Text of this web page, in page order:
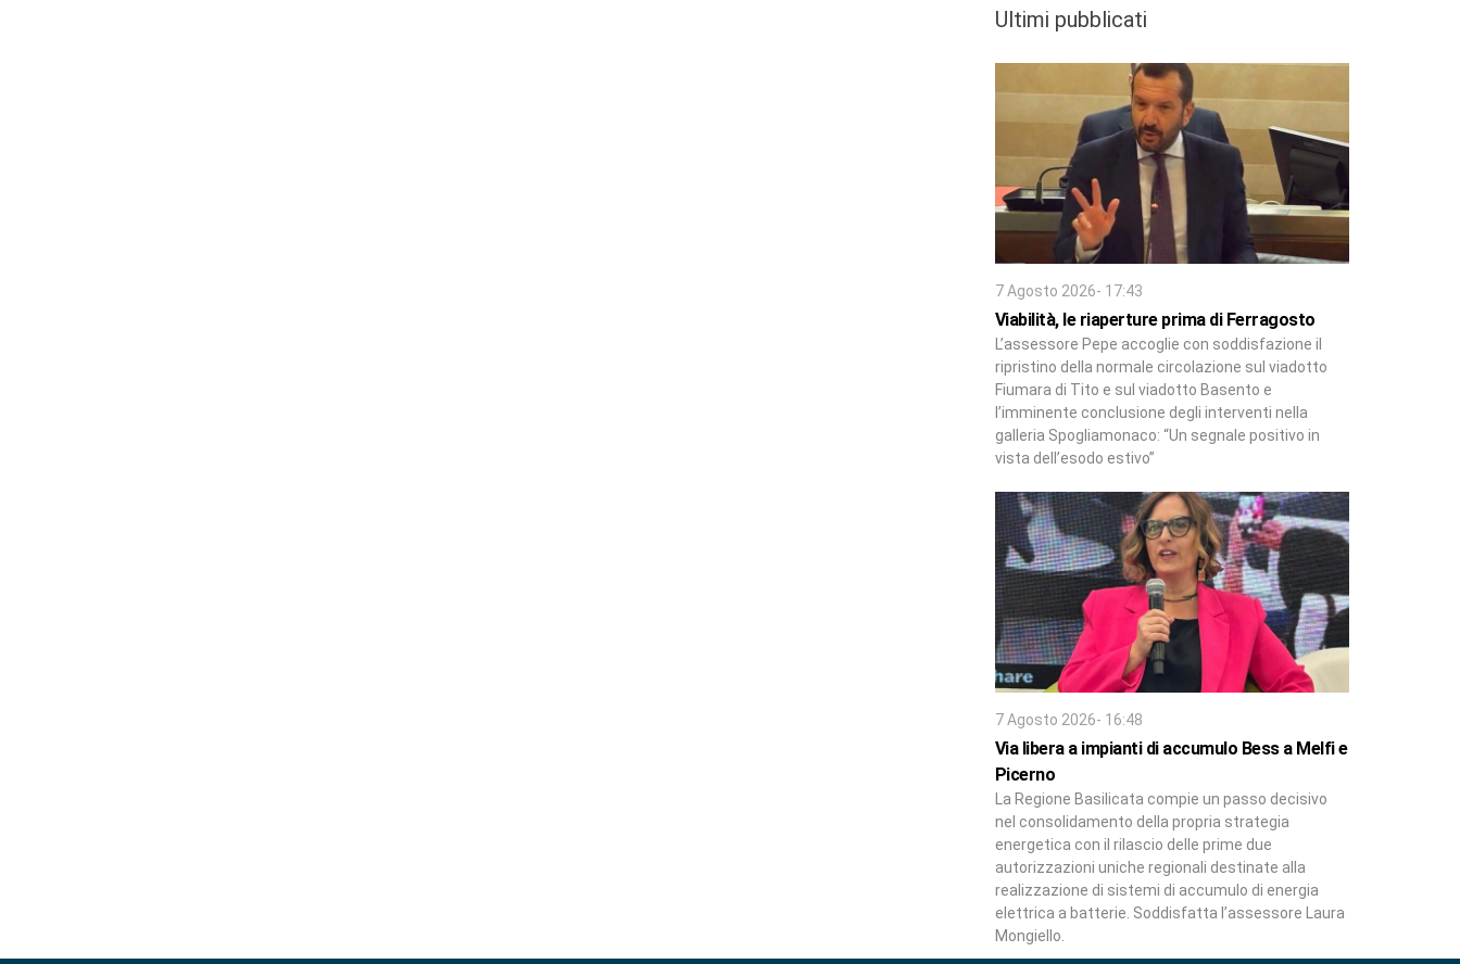
Ultimi pubblicati
7 Agosto 2026- 17:43
Viabilità, le riaperture prima di Ferragosto
L’assessore Pepe accoglie con soddisfazione il
ripristino della normale circolazione sul viadotto
Fiumara di Tito e sul viadotto Basento e
l’imminente conclusione degli interventi nella
galleria Spogliamonaco: “Un segnale positivo in
vista dell’esodo estivo”
7 Agosto 2026- 16:48
Via libera a impianti di accumulo Bess a Melfi e
Picerno
La Regione Basilicata compie un passo decisivo
nel consolidamento della propria strategia
energetica con il rilascio delle prime due
autorizzazioni uniche regionali destinate alla
realizzazione di sistemi di accumulo di energia
elettrica a batterie. Soddisfatta l’assessore Laura
Mongiello.